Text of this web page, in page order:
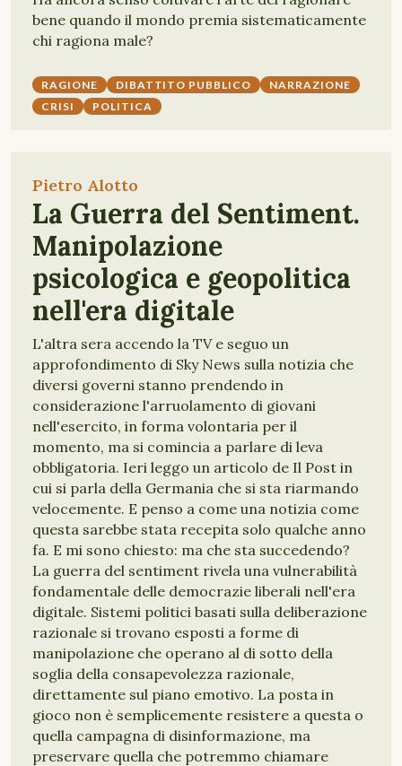
bene quando il mondo premia sistematicamente
chi ragiona male?
RAGIONE DIBATTITO PUBBLICO
NARRAZIONE
CRISI
POLITICA
Pietro Alotto
La Guerra del Sentiment.
Manipolazione
psicologica e geopolitica
nell'era digitale
L'altra sera accendo la TV e seguo un
approfondimento di Sky News sulla notizia che
diversi governi stanno prendendo in
considerazione l'arruolamento di giovani
nell'esercito, in forma volontaria per il
momento, ma si comincia a parlare di leva
obbligatoria. Ieri leggo un articolo de Il Post in
cui si parla della Germania che si sta riarmando
velocemente. E penso a come una notizia come
questa sarebbe stata recepita solo qualche anno
fa. E mi sono chiesto: ma che sta succedendo?
La guerra del sentiment rivela una vulnerabilità
fondamentale delle democrazie liberali nell'era
digitale. Sistemi politici basati sulla deliberazione
razionale si trovano esposti a forme di
manipolazione che operano al di sotto della
soglia della consapevolezza razionale,
direttamente sul piano emotivo. La posta in
gioco non è semplicemente resistere a questa o
quella campagna di disinformazione, ma
preservare quella che potremmo chiamare